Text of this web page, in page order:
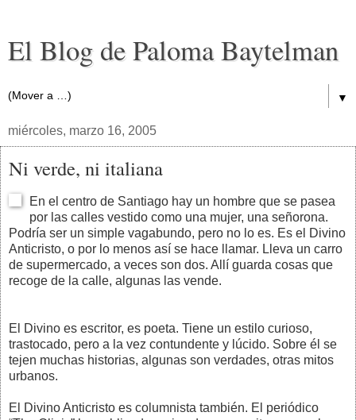
El Blog de Paloma Baytelman
▼
miércoles, marzo 16, 2005
Ni verde, ni italiana
En el centro de Santiago hay un hombre que se pasea
por las calles vestido como una mujer, una señorona.
Podría ser un simple vagabundo, pero no lo es. Es el Divino
Anticristo, o por lo menos así se hace llamar. Lleva un carro
de supermercado, a veces son dos. Allí guarda cosas que
recoge de la calle, algunas las vende.
El Divino es escritor, es poeta. Tiene un estilo curioso,
trastocado, pero a la vez contundente y lúcido. Sobre él se
tejen muchas historias, algunas son verdades, otras mitos
urbanos.
El Divino Anticristo es columnista también. El periódico